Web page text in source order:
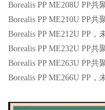
Borealis PP ME208U PP共
Borealis PP ME210U PP共
Borealis PP ME212U PP ，
Borealis PP ME232U PP共
Borealis PP ME263U PP共
Borealis PP ME266U PP ，